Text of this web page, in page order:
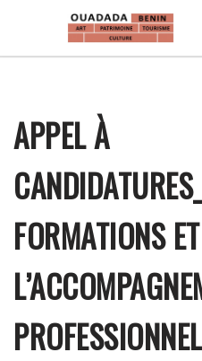
APPEL À
FORMATIONS